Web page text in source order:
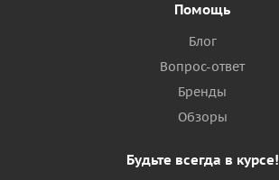
Помощь
Блог
Вопрос-ответ
Бренды
Обзоры
Будьте всегда в курсе!